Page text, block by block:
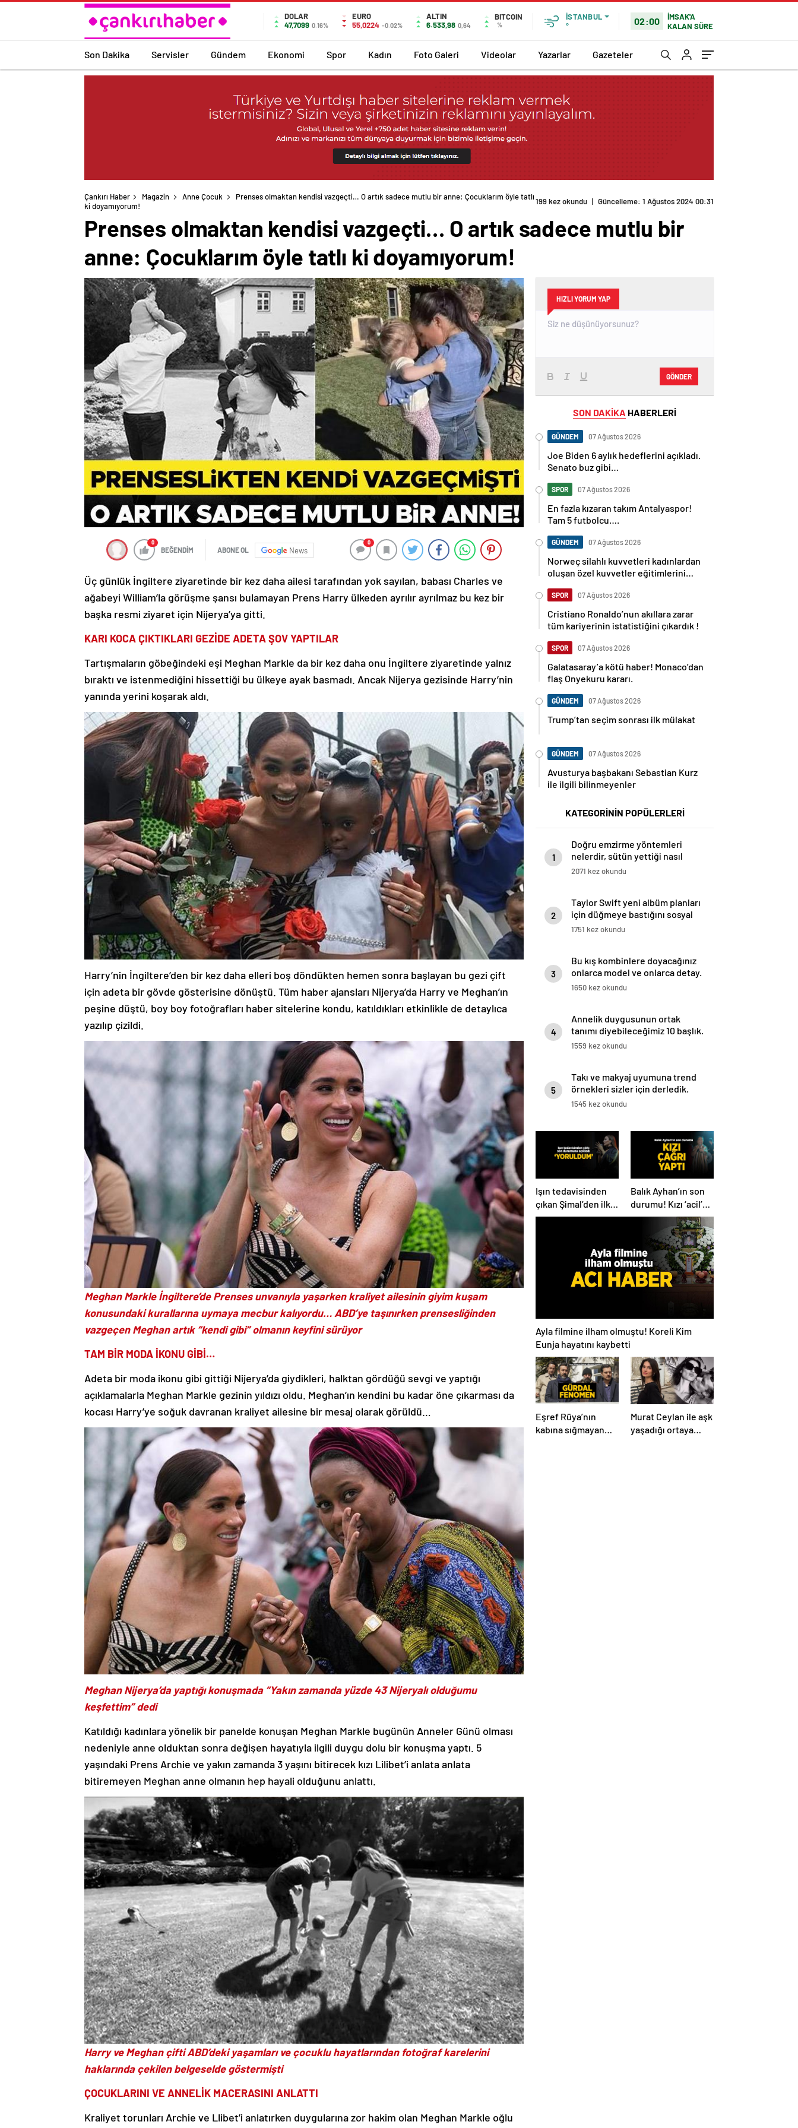
DOLAR
47,7099 0.16%
EURO
55,0224 -0.02%
ALTIN
6.533,98 0,64
BITCOIN
%
İSTANBUL
°
02:00
İMSAK'A
KALAN SÜRE
Son Dakika Servisler Gündem Ekonomi Spor Kadın Foto Galeri Videolar Yazarlar Gazeteler
Çankırı Haber Magazin Anne Çocuk Prenses olmaktan kendisi vazgeçti… O artık sadece mutlu bir anne: Çocuklarım öyle tatlı ki doyamıyorum!
Prenses olmaktan kendisi vazgeçti… O artık sadece mutlu bir
anne: Çocuklarım öyle tatlı ki doyamıyorum!
News
ağabeyi William’la görüşme şansı bulamayan Prens Harry ülkeden ayrılır ayrılmaz bu kez bir
başka resmi ziyaret için Nijerya’ya gitti.
bıraktı ve istenmediğini hissettiği bu ülkeye ayak basmadı. Ancak Nijerya gezisinde Harry’nin
yanında yerini koşarak aldı.
için adeta bir gövde gösterisine dönüştü. Tüm haber ajansları Nijerya’da Harry ve Meghan’ın
peşine düştü, boy boy fotoğrafları haber sitelerine kondu, katıldıkları etkinlikle de detaylıca
yazılıp çizildi.
Meghan Markle İngiltere’de Prenses unvanıyla yaşarken kraliyet ailesinin giyim kuşam
konusundaki kurallarına uymaya mecbur kalıyordu… ABD’ye taşınırken prensesliğinden
vazgeçen Meghan artık “kendi gibi” olmanın keyfini sürüyor
açıklamalarla Meghan Markle gezinin yıldızı oldu. Meghan’ın kendini bu kadar öne çıkarması da
kocası Harry’ye soğuk davranan kraliyet ailesine bir mesaj olarak görüldü…
keşfettim” dedi
nedeniyle anne olduktan sonra değişen hayatıyla ilgili duygu dolu bir konuşma yaptı. 5
yaşındaki Prens Archie ve yakın zamanda 3 yaşını bitirecek kızı Lilibet’i anlata anlata
bitiremeyen Meghan anne olmanın hep hayali olduğunu anlattı.
Harry ve Meghan çifti ABD’deki yaşamları ve çocuklu hayatlarından fotoğraf karelerini
haklarında çekilen belgeselde göstermişti
ve kızını çok konuşkan ve tatlı diyerek anlattı ve iki çocuklu bir anne olarak ABD’deki hayatıyla
HIZLI YORUM YAP
GÖNDER
Joe Biden 6 aylık hedeflerini açıkladı.
Senato buz gibi…
En fazla kızaran takım Antalyaspor!
Tam 5 futbolcu….
Norweç silahlı kuvvetleri kadınlardan
oluşan özel kuvvetler eğitimlerini
başlattı.
Cristiano Ronaldo’nun akıllara zarar
tüm kariyerinin istatistiğini çıkardık !
Galatasaray’a kötü haber! Monaco’dan
flaş Onyekuru kararı.
Trump’tan seçim sonrası ilk mülakat
Avusturya başbakanı Sebastian Kurz
ile ilgili bilinmeyenler
1
nelerdir, sütün yettiği nasıl
anlaşılır?
2071 kez okundu
2
için düğmeye bastığını sosyal
medyadan duyurdu!
1751 kez okundu
3
onlarca model ve onlarca detay.
1650 kez okundu
4
tanımı diyebileceğimiz 10 başlık.
1559 kez okundu
5
örnekleri sizler için derledik.
1545 kez okundu
Işın tedavisinden
çıkan Şimal’den ilk
açıklama! ‘Ben çok
Balık Ayhan’ın son
durumu! Kızı ‘acil’
diyerek paylaştı
Ayla filmine ilham olmuştu! Koreli Kim
Eunja hayatını kaybetti
Eşref Rüya’nın
kabına sığmayan
karakteri! Gürdal
Murat Ceylan ile aşk
yaşadığı ortaya
çıktı! Gizem Güneş